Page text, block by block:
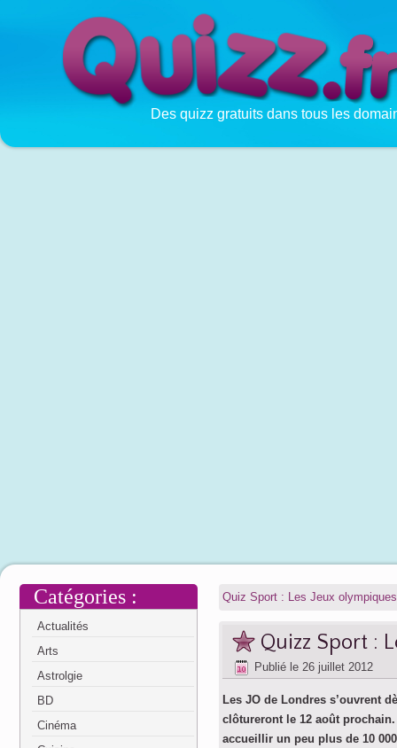
Des quizz gratuits dans tous les
Catégories :
Actualités
Arts
Astrolgie
BD
Cinéma
Quiz Sport : Les Jeux
Quizz Sport :
Publié le 26 juillet 2012
Les JO de Londres s’ouvrent
clôtureront le 12 août
accueillir un peu plus de 10